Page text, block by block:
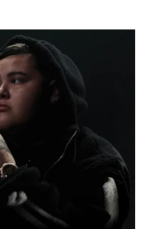
a la capital de La
ofrecer un show cargado
y canciones que han
breve pero exitosa trayectoria.